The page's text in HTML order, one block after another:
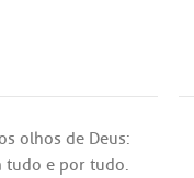
olhos de Deus:
tudo e por tudo.